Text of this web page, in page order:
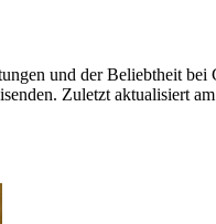
und der Beliebtheit
Zuletzt aktualisiert am